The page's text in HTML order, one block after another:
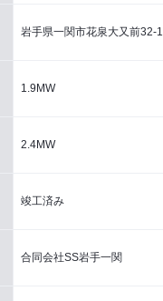
岩手県一関市花泉大又前32-1
1.9MW
2.4MW
竣工済み
合同会社SS岩手一関